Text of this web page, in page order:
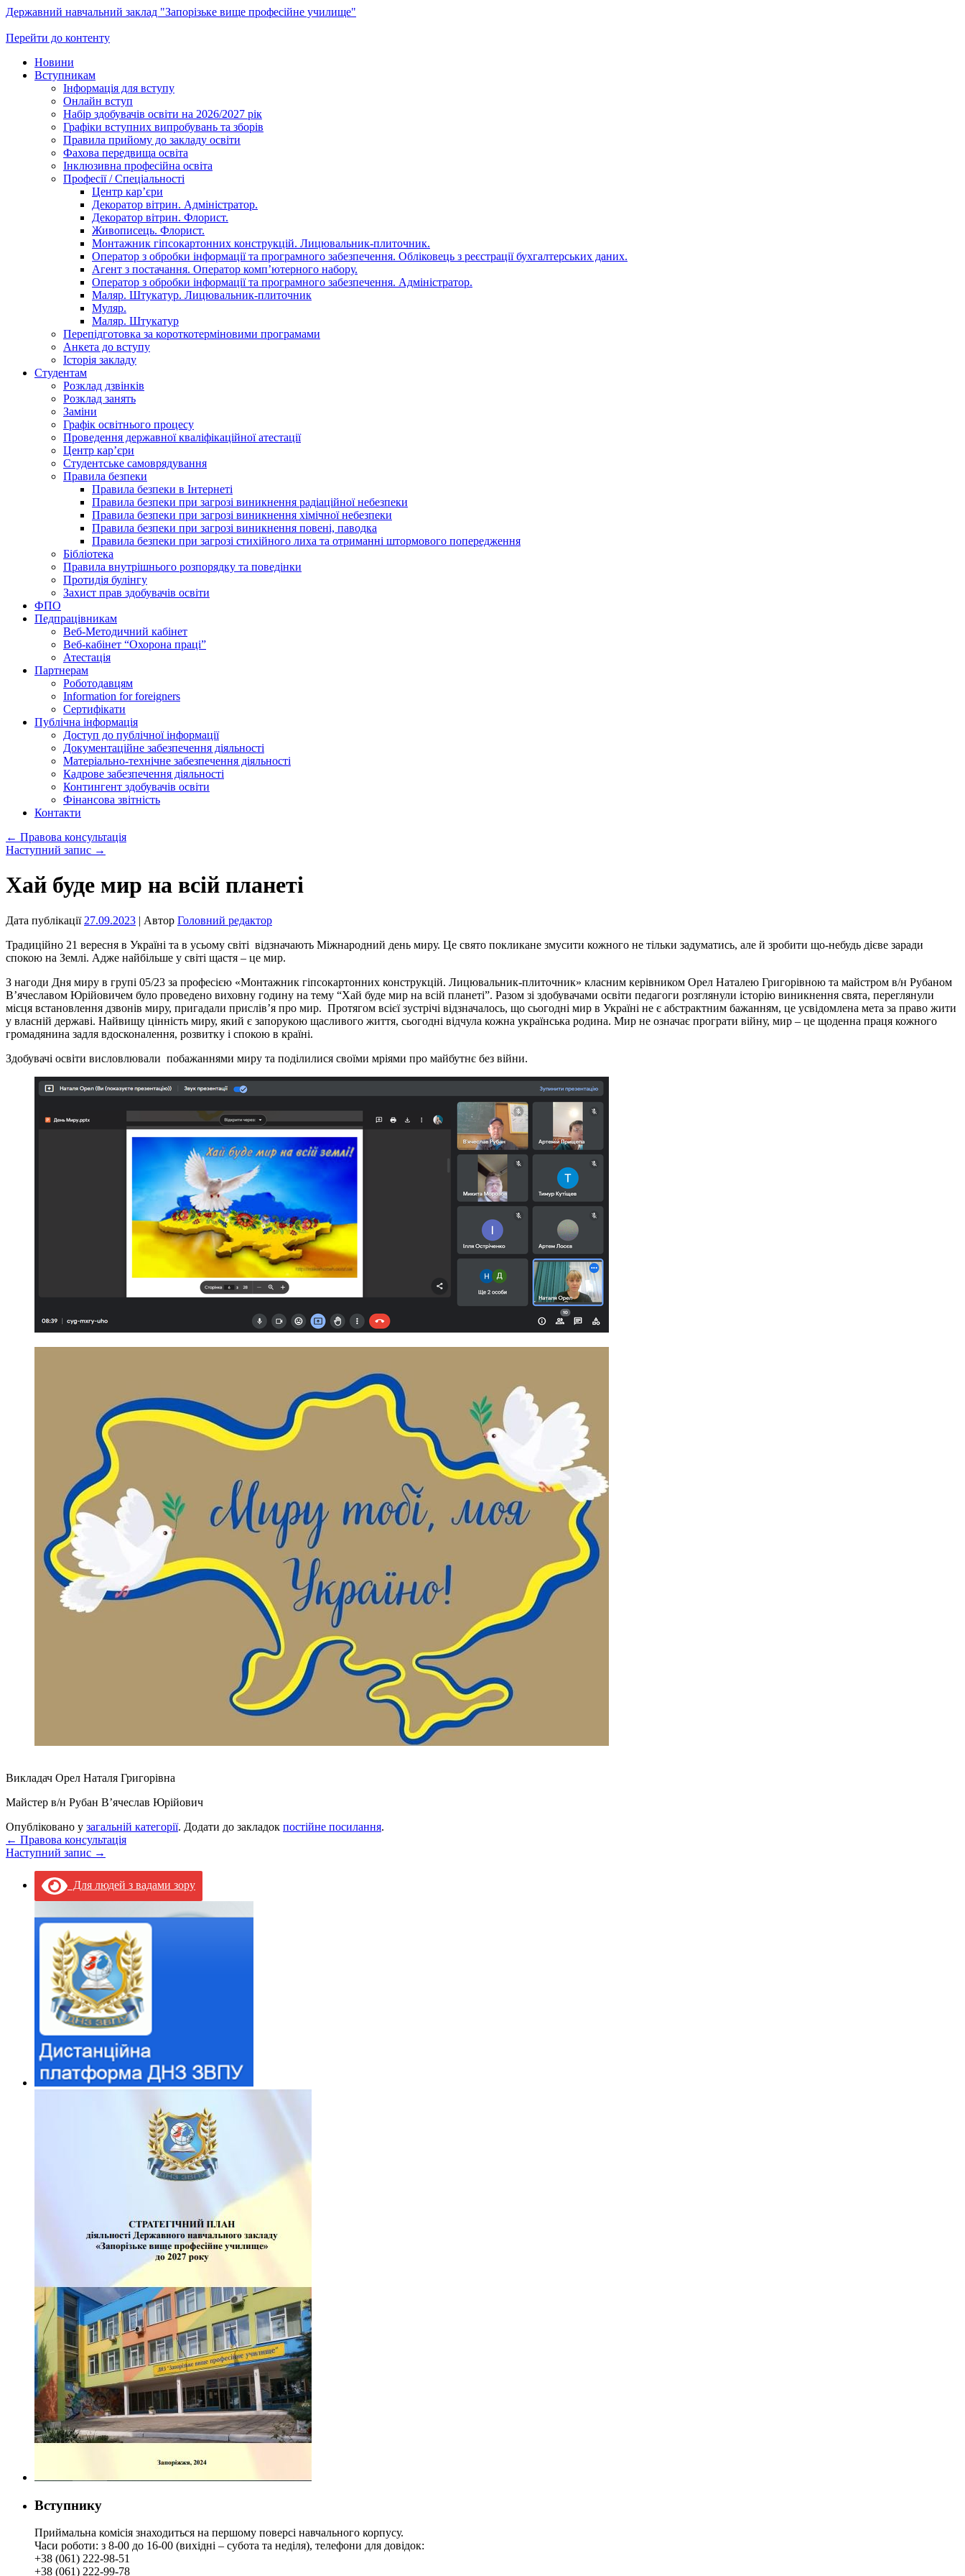
Державний навчальний заклад "Запорізьке вище професійне училище"
Перейти до контенту
Новини
Вступникам
Інформація для вступу
Онлайн вступ
Набір здобувачів освіти на 2026/2027 рік
Графіки вступних випробувань та зборів
Правила прийому до закладу освіти
Фахова передвища освіта
Інклюзивна професійна освіта
Професії / Спеціальності
Центр кар’єри
Декоратор вітрин. Адміністратор.
Декоратор вітрин. Флорист.
Живописець. Флорист.
Монтажник гіпсокартонних конструкцій. Лицювальник-плиточник.
Оператор з обробки інформації та програмного забезпечення. Обліковець з реєстрації бухгалтерських даних.
Агент з постачання. Оператор комп’ютерного набору.
Оператор з обробки інформації та програмного забезпечення. Адміністратор.
Маляр. Штукатур. Лицювальник-плиточник
Муляр.
Маляр. Штукатур
Перепідготовка за короткотерміновими програмами
Анкета до вступу
Історія закладу
Студентам
Розклад дзвінків
Розклад занять
Заміни
Графік освітнього процесу
Проведення державної кваліфікаційної атестації
Центр кар’єри
Студентське самоврядування
Правила безпеки
Правила безпеки в Інтернеті
Правила безпеки при загрозі виникнення радіаційної небезпеки
Правила безпеки при загрозі виникнення хімічної небезпеки
Правила безпеки при загрозі виникнення повені, паводка
Правила безпеки при загрозі стихійного лиха та отриманні штормового попередження
Бібліотека
Правила внутрішнього розпорядку та поведінки
Протидія булінгу
Захист прав здобувачів освіти
ФПО
Педпрацівникам
Веб-Методичний кабінет
Веб-кабінет “Охорона праці”
Атестація
Партнерам
Роботодавцям
Information for foreigners
Сертифікати
Публічна інформація
Доступ до публічної інформації
Документаційне забезпечення діяльності
Матеріально-технічне забезпечення діяльності
Кадрове забезпечення діяльності
Контингент здобувачів освіти
Фінансова звітність
Контакти
← Правова консультація
Наступний запис →
Хай буде мир на всій планеті
Дата публікації 27.09.2023 | Автор Головний редактор
Традиційно 21 вересня в Україні та в усьому світі відзначають Міжнародний день миру. Це свято покликане змусити кожного не тільки задуматись, але й зробити що-небудь дієве заради
спокою на Землі. Адже найбільше у світі щастя – це мир.
З нагоди Дня миру в групі 05/23 за професією «Монтажник гіпсокартонних конструкцій. Лицювальник-плиточник» класним керівником Орел Наталею Григорівною та майстром в/н Рубаном
В’ячеславом Юрійовичем було проведено виховну годину на тему “Хай буде мир на всій планеті”. Разом зі здобувачами освіти педагоги розглянули історію виникнення свята, переглянули
місця встановлення дзвонів миру, пригадали прислів’я про мир. Протягом всієї зустрічі відзначалось, що сьогодні мир в Україні не є абстрактним бажанням, це усвідомлена мета за право жити
у власній державі. Найвищу цінність миру, який є запорукою щасливого життя, сьогодні відчула кожна українська родина. Мир не означає програти війну, мир – це щоденна праця кожного
громадянина задля вдосконалення, розвитку і спокою в країні.
Здобувачі освіти висловлювали побажаннями миру та поділилися своїми мріями про майбутнє без війни.
Викладач Орел Наталя Григорівна
Майстер в/н Рубан В’ячеслав Юрійович
Опубліковано у загальній категорії. Додати до закладок постійне посилання.
← Правова консультація
Наступний запис →
Для людей з вадами зору
Вступнику
Приймальна комісія знаходиться на першому поверсі навчального корпусу.
Часи роботи: з 8-00 до 16-00 (вихідні – субота та неділя), телефони для довідок:
+38 (061) 222-98-51
+38 (061) 222-99-78